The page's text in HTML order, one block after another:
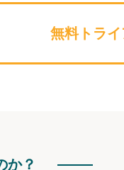
無料トラ
か？